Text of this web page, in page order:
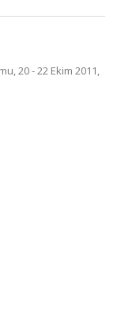
20 - 22 Ekim 2011,